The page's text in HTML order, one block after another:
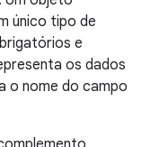
único tipo de
e
os dados
o nome do campo